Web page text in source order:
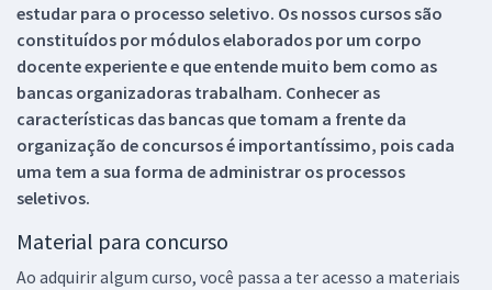
estudar para o processo seletivo. Os nossos cursos são
constituídos por módulos elaborados por um corpo
docente experiente e que entende muito bem como as
bancas organizadoras trabalham. Conhecer as
características das bancas que tomam a frente da
organização de concursos é importantíssimo, pois cada
uma tem a sua forma de administrar os processos
seletivos.
Material para concurso
Ao adquirir algum curso, você passa a ter acesso a materiais